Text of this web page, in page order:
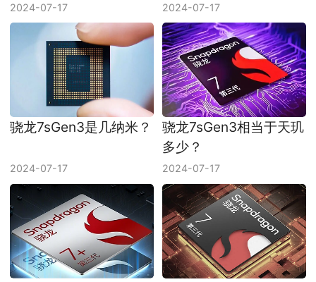
2024-07-17 2024-07-17
骁龙7sGen3是几纳米？
2024-07-17
骁龙7sGen3相当于天玑
多少？
2024-07-17